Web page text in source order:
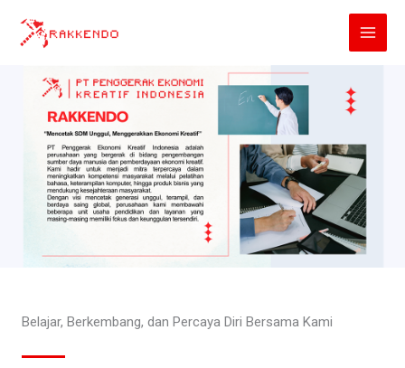
Belajar, Berkembang, dan Percaya Diri Bersama Kami